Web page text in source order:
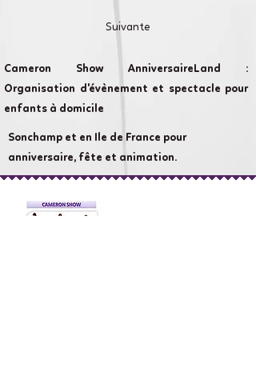
Suivante
Cameron Show AnniversaireLand :
Organisation d'évènement et spectacle pour
enfants à domicile
Sonchamp et en Ile de France pour
anniversaire, fête et animation.